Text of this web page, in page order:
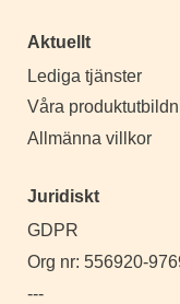
Aktuellt
Lediga tjänster
Våra
Allmänna villkor
Juridiskt
GDPR
Org nr: 556920-
---